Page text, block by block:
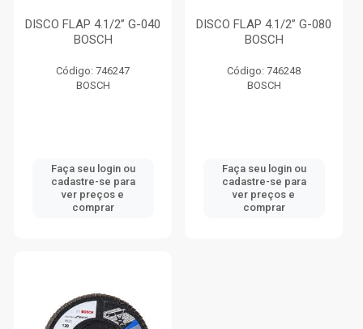
DISCO FLAP 4.1/2” G-040
BOSCH
Código: 746247
BOSCH
Faça seu login ou
cadastre-se para
ver preços e
comprar
DISCO FLAP 4.1/2” G-080
BOSCH
Código: 746248
BOSCH
Faça seu login ou
cadastre-se para
ver preços e
comprar